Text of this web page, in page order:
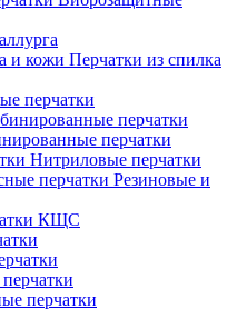
Перчатки из спилка
перчатки
перчатки
перчатки
Нитриловые перчатки
Резиновые и
КЩС